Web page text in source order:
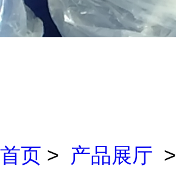
首页 > 产品展厅 >